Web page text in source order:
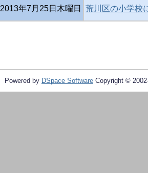
2013年7月25日木曜日 荒川区の小学校
Powered by DSpace Software Copyright ©